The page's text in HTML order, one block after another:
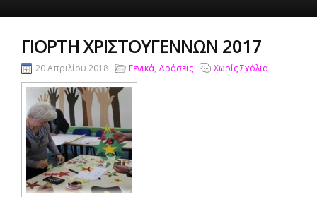
ΓΙΟΡΤΉ ΧΡΙΣΤΟΥΓΈΝΝΩΝ 2017
20 Απριλίου 2018 Γενικά, Δράσεις Χωρίς Σχόλια